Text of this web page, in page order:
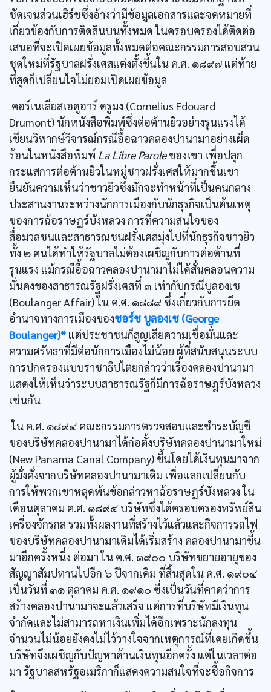
ชัดเจนส่วนเฮิร์ชซึ่งอ้างว่ามีข้อมูลเอกสารและจดหมายที่
เกี่ยวข้องกับการติดสินบนทั้งหมด ในครอบครองได้ติดต่อ
เสนอที่จะเปิดเผยข้อมูลทั้งหมดต่อคณะกรรมการสอบสวน
ชุดใหม่ที่รัฐบาลฝรั่งเศสแต่งตั้งขึ้นใน ค.ศ. ๑๘๙๗ แต่ท้าย
ที่สุดก็เปลี่ยนใจไม่ยอมเปิดเผยข้อมูล
คอร์เนเลียสเอดูอาร์ ดรูมง (Cornelius Edouard
Drumont) นักหนังสือพิมพ์ซึ่งต่อต้านยิวอย่างรุนแรงได้
เขียนวิพากษ์วิจารณ์กรณีอื้อฉาวคลองปานามาอย่างเผ็ด
ร้อนในหนังสือพิมพ์ La Libre Paroleของเขา เพื่อปลุก
กระแสการต่อต้านยิวในหมู่ชาวฝรั่งเศสให้มากขึ้นเขา
ยืนยันความเห็นว่าชาวยิวซึ่งมักจะทำหน้าที่เป็นคนกลาง
ประสานงานระหว่างนักการเมืองกับนักธุรกิจเป็นต้นเหตุ
ของการฉ้อราษฎร์บังหลวง การที่ความสนใจของ
สื่อมวลชนและสาธารณชนฝรั่งเศสมุ่งไปที่นักธุรกิจชาวยิว
ทั้ง ๒ คนได้ทำให้รัฐบาลไม่ต้องเผชิญกับการต่อต้านที่
รุนแรง แม้กรณีอื้อฉาวคลองปานามาไม่ได้สั่นคลอนความ
มั่นคงของสาธารณรัฐฝรั่งเศสที่ ๓ เท่ากับกรณีบูลองเช
(Boulanger Affair) ใน ค.ศ. ๑๘๘๙ ซึ่งเกี่ยวกับการยึด
อำนาจทางการเมืองของชอร์ช บูลองเช (George
Boulanger)* แต่ประชาชนก็สูญเสียความเชื่อมั่นและ
ความศรัทธาที่มีต่อนักการเมืองไม่น้อย ผู้ที่สนับสนุนระบบ
การปกครองแบบราชาธิปไตยกล่าวว่าเรื่องคลองปานามา
แสดงให้เห็นว่าระบบสาธารณรัฐก็มีการฉ้อราษฎร์บังหลวง
เช่นกัน
ใน ค.ศ. ๑๘๙๔ คณะกรรมการตรวจสอบและชำระบัญชี
ของบริษัทคลองปานามาได้ก่อตั้งบริษัทคลองปานามาใหม่
(New Panama Canal Company) ขึ้นโดยได้เงินทุนมาจาก
ผู้มั่งคั่งจากบริษัทคลองปานามาเดิม เพื่อแลกเปลี่ยนกับ
การให้พวกเขาหลุดพ้นข้อกล่าวหาฉ้อราษฎร์บังหลวง ใน
เดือนตุลาคม ค.ศ. ๑๘๙๔ บริษัทซึ่งได้ครอบครองทรัพย์สิน
เครื่องจักรกล รวมทั้งผลงานที่สร้างไว้แล้วและกิจการรถไฟ
ของบริษัทคลองปานามาเดิมได้เริ่มสร้าง คลองปานามาขึ้น
มาอีกครั้งหนึ่ง ต่อมา ใน ค.ศ. ๑๙๐๐ บริษัทขยายอายุของ
สัญญาสัมปทานไปอีก ๖ ปีจากเดิม ที่สิ้นสุดใน ค.ศ. ๑๙๐๔
เป็นวันที่ ๓๑ ตุลาคม ค.ศ. ๑๙๑๐ ซึ่งเป็นวันที่คาดว่าการ
สร้างคลองปานามาจะแล้วเสร็จ แต่การที่บริษัทมีเงินทุน
จำกัดและไม่สามารถหาเงินเพิ่มได้อีกเพราะนักลงทุน
จำนวนไม่น้อยยังคงไม่ไว้วางใจจากเหตุการณ์ที่เคยเกิดขึ้น
บริษัทจึงเผชิญกับปัญหาด้านเงินทุนอีกครั้ง แต่ในเวลาต่อ
มา รัฐบาลสหรัฐอเมริกาก็แสดงความสนใจที่จะซื้อกิจการ